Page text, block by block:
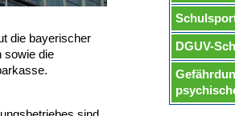
die bayerischer
sowie die
DGUV-